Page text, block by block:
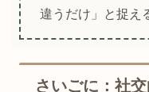
違うだけ」と捉え
さいごに：社